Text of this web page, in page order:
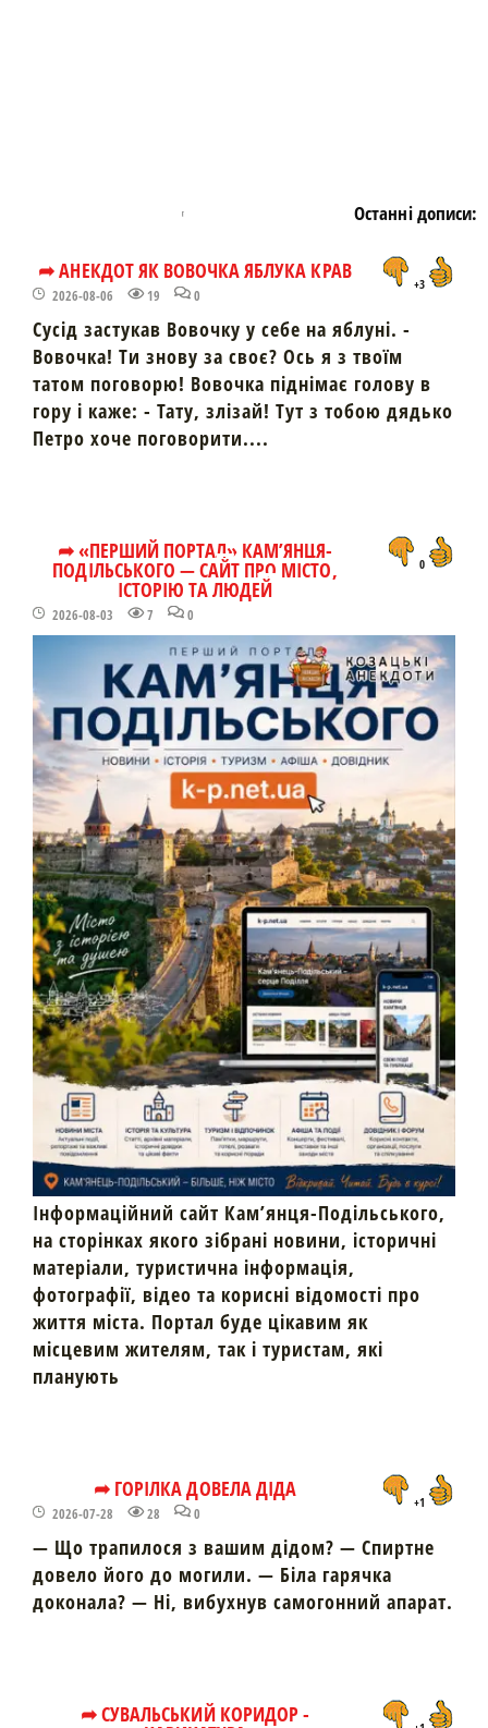
Останні дописи:
➦ АНЕКДОТ ЯК ВОВОЧКА ЯБЛУКА КРАВ
2026-08-06 19 0
+3
Сусід застукав Вовочку у себе на яблуні. -
Вовочка! Ти знову за своє? Ось я з твоїм
татом поговорю! Вовочка піднімає голову в
гору і каже: - Тату, злізай! Тут з тобою дядько
Петро хоче поговорити....
➦ «ПЕРШИЙ ПОРТАЛ» КАМ’ЯНЦЯ-
ПОДІЛЬСЬКОГО — САЙТ ПРО МІСТО,
ІСТОРІЮ ТА ЛЮДЕЙ
2026-08-03 7 0
0
Інформаційний сайт Кам’янця-Подільського,
на сторінках якого зібрані новини, історичні
матеріали, туристична інформація,
фотографії, відео та корисні відомості про
життя міста. Портал буде цікавим як
місцевим жителям, так і туристам, які
планують
➦ ГОРІЛКА ДОВЕЛА ДІДА
2026-07-28 28 0
+1
— Що трапилося з вашим дідом? — Спиртне
довело його до могили. — Біла гарячка
доконала? — Ні, вибухнув самогонний апарат.
➦ СУВАЛЬСЬКИЙ КОРИДОР -